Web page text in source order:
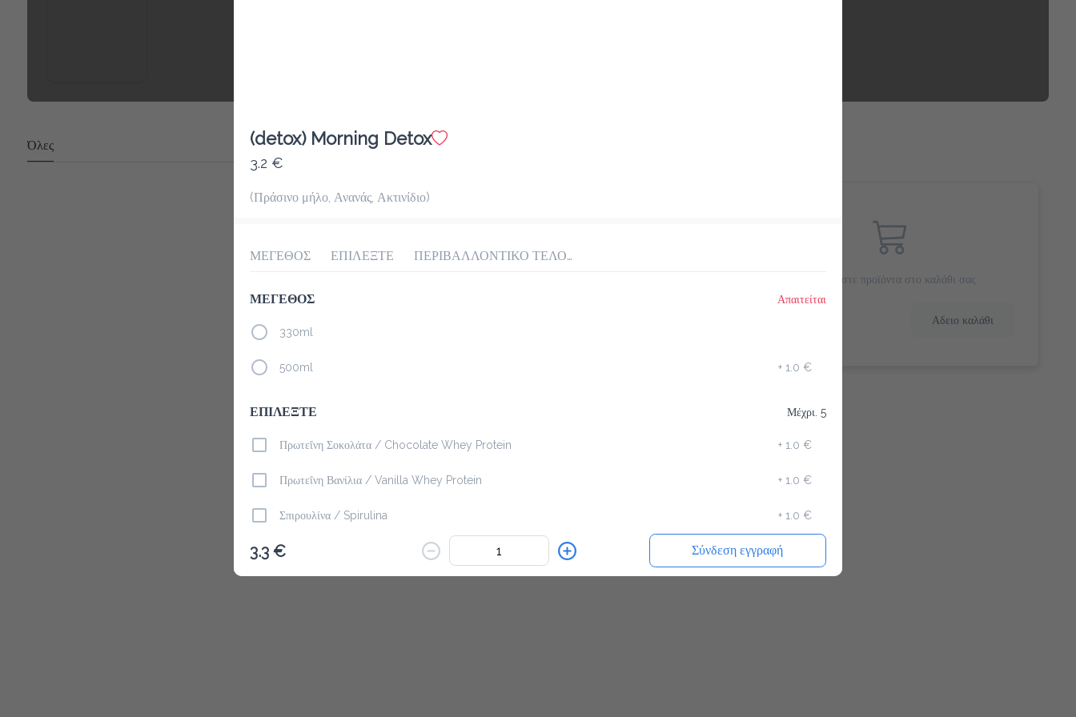
Όλες
Το μενού δεν είναι διαθέσιμο.
Πίσω
Προσθέστε προϊόντα στο καλάθι σας
Αδειο καλάθι
(detox) Morning Detox
3.2 €
(Πράσινο μήλο, Ανανάς, Ακτινίδιο)
ΜΕΓΕΘΟΣ ΕΠΙΛΕΞΤΕ ΠΕΡΙΒΑΛΛΟΝΤΙΚΟ ΤΕΛΟΣ ΠΛΑΣΤΙΚΟΥ 0.10€
ΜΕΓΕΘΟΣ Απαιτείται
330ml
500ml + 1.0 €
ΕΠΙΛΕΞΤΕ Μέχρι. 5
Πρωτεΐνη Σοκολάτα / Chocolate Whey Protein + 1.0 €
Πρωτεΐνη Βανίλια / Vanilla Whey Protein + 1.0 €
Σπιρουλίνα / Spirulina + 1.0 €
Λιναρόσπορος / Linseed +
3.3 € Σύνδεση εγγραφή